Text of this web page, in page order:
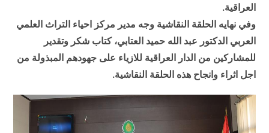
العراقية.
وفي نهايه الحلقة النقاشية وجه مدير مركز احياء التراث العلمي
العربي الدكتور عبد الله حميد العتابي، كتاب شكر وتقدير
للمشاركين من الدار العراقية للازياء على جهودهم المبذولة من
اجل اثراء وانجاح هذه الحلقة النقاشية.